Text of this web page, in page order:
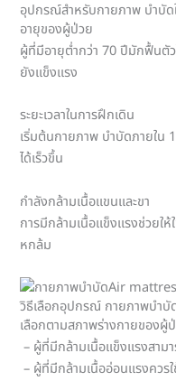
อุปกรณ์สำหรับกายภาพ บำบัด
อายุของผู้ป่วย
ผู้ที่มีอายุต่ำกว่า 70 ปีมักฟื้นตัว
ยังแข็งแรง
ระยะเวลาในการฝึกเดิน
เริ่มต้นกายภาพ บำบัดภายใน
ได้เร็วขึ้น
กำลังกล้ามเนื้อแขนและขา
การมีกล้ามเนื้อแข็งแรงช่วยให้
หกล้ม
วิธีเลือกอุปกรณ์ กายภาพบำบั
เลือกตามสภาพร่างกายของผู้
– ผู้ที่มีกล้ามเนื้อแข็งแรงสามา
– ผู้ที่มีกล้ามเนื้ออ่อนแรงควร